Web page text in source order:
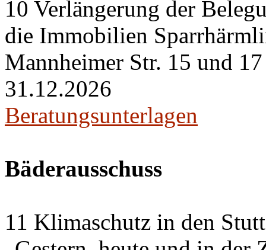
10 Verlängerung der
die Immobilien
Mannheimer Str. 15 und
31.12.2026
Beratungsunterlagen
Bäderausschuss
11 Klimaschutz in den